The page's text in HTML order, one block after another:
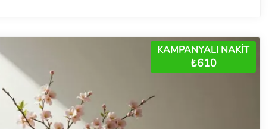
KAMPANYALI NAKİT
₺610